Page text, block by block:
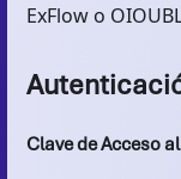
ExFlow o
Clave de Acceso